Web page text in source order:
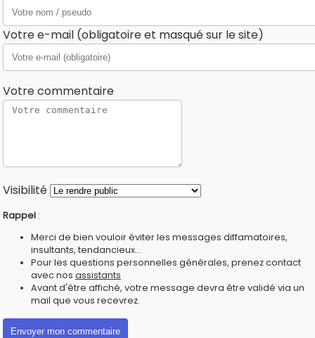
Votre e-mail (obligatoire et masqué sur le site)
Votre commentaire
Visibilité
Rappel :
Merci de bien vouloir éviter les messages diffamatoires,
insultants, tendancieux...
Pour les questions personnelles générales, prenez contact
avec nos assistants
Avant d'être affiché, votre message devra être validé via un
mail que vous recevrez.